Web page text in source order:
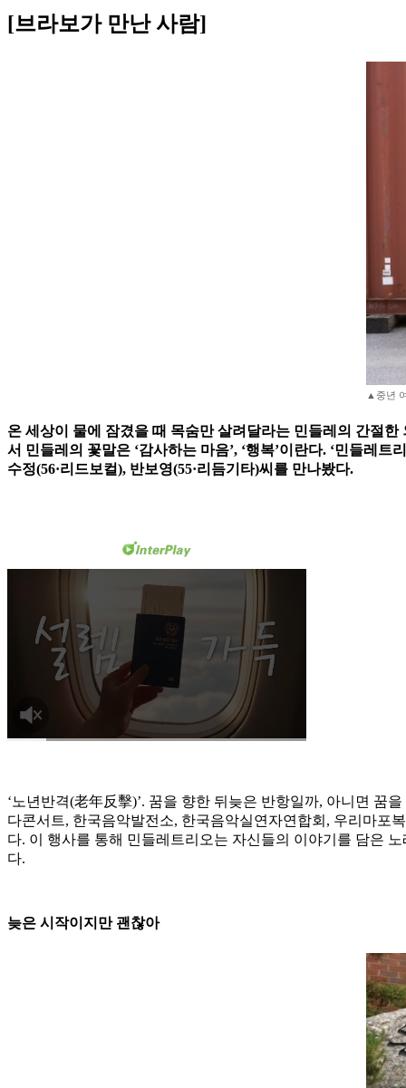
[브라보가 만난 사람]
▲중년
온 세상이 물에 잠겼을 때 목숨만 살려달라는 민들레의 간절
서 민들레의 꽃말은 ‘감사하는 마음’, ‘행복’이란다. ‘민들레
수정(56·리드보컬), 반보영(55·리듬기타)씨를 만나봤다.
‘노년반격(老年反擊)’. 꿈을 향한 뒤늦은 반항일까, 아니면 꿈
다콘서트, 한국음악발전소, 한국음악실연자연합회, 우리마포
다. 이 행사를 통해 민들레트리오는 자신들의 이야기를 담은
다.
늦은 시작이지만 괜찮아